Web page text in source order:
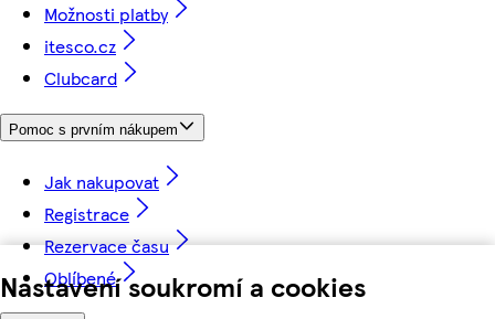
Nastavení soukromí a cookies
Možnosti platby
itesco.cz
Clubcard
Pomoc s prvním nákupem
Jak nakupovat
Registrace
Rezervace času
Oblíbené